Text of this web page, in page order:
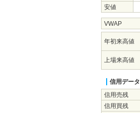
安値
VWAP
年初来高値
上場来高値
信用データ
信用売残
信用買残